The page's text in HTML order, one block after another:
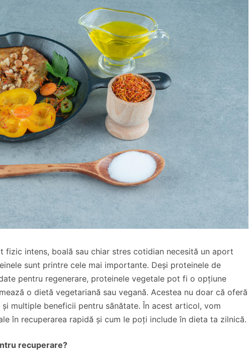
fizic intens, boală sau chiar stres cotidian necesită un aport
sunt printre cele mai importante. Deși proteinele de
pentru regenerare, proteinele vegetale pot fi o opțiune
o dietă vegetariană sau vegană. Acestea nu doar că oferă
multiple beneficii pentru sănătate. În acest articol, vom
în recuperarea rapidă și cum le poți include în dieta ta zilnică.
recuperare?